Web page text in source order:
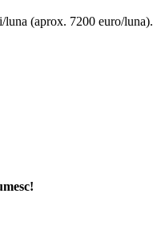
luna (aprox. 7200 euro/luna).